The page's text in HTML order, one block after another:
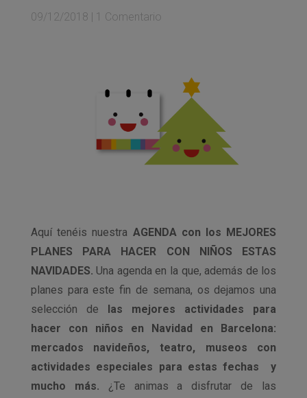
09/12/2018 1 Comentario
Aquí tenéis nuestra AGENDA con los MEJORES
PLANES PARA HACER CON NIÑOS ESTAS
NAVIDADES. Una agenda en la que, además de los
planes para este fin de semana, os dejamos una
selección de
las mejores actividades para
hacer con niños en Navidad en Barcelona:
mercados navideños, teatro, museos con
actividades especiales para estas fechas y
mucho más. ¿Te animas a disfrutar de las